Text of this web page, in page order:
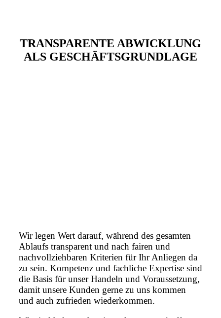
TRANSPARENTE ABWICKLUNG
ALS GESCHÄFTSGRUNDLAGE
Wir legen Wert darauf, während des gesamten
Ablaufs transparent und nach fairen und
nachvollziehbaren Kriterien für Ihr Anliegen da
zu sein. Kompetenz und fachliche Expertise sind
die Basis für unser Handeln und Voraussetzung,
damit unsere Kunden gerne zu uns kommen
und auch zufrieden wiederkommen.